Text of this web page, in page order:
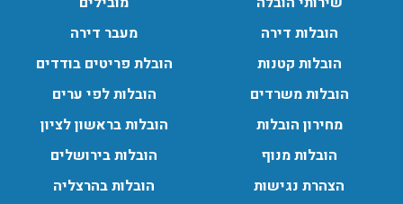
הובלות דירה
הובלות קטנות
הובלות משרדים
מחירון הובלות
הובלות מנוף
הצהרת נגישות
מעבר דירה
הובלת פריטים בודדים
הובלות לפי ערים
הובלות בראשון לציון
הובלות בירושלים
הובלות בהרצליה